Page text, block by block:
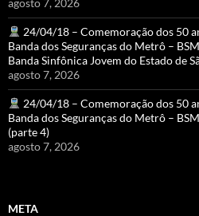
24/04/18 – Comemoração dos 50
Banda dos Seguranças do Metrô –
Banda Sinfônica Jovem do Estado de
agosto 7, 2026
24/04/18 – Comemoração dos 50
Banda dos Seguranças do Metrô –
(parte 4)
agosto 7, 2026
META